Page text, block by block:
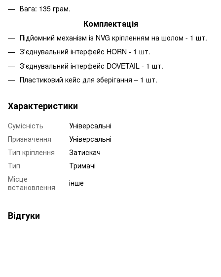
Вага: 135 грам.
Комплектація
Підйомний механізм із NVG кріпленням на шолом - 1 шт.
З'єднувальний інтерфейс HORN - 1 шт.
З'єднувальний інтерфейс DOVETAIL - 1 шт.
Пластиковий кейс для зберігання – 1 шт.
Характеристики
Сумісність
Універсальні
Призначення
Універсальні
Тип кріплення
Затискач
Тип
Тримачі
Місце
встановлення
інше
Відгуки